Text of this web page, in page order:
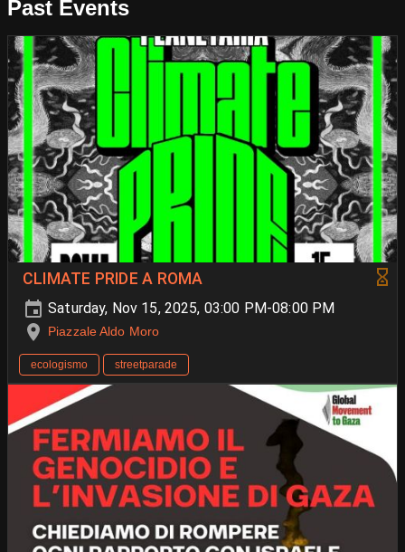
Past Events
CLIMATE PRIDE A ROMA
Saturday, Nov 15, 2025, 03:00 PM-08:00 PM
Piazzale Aldo Moro
ecologismo streetparade